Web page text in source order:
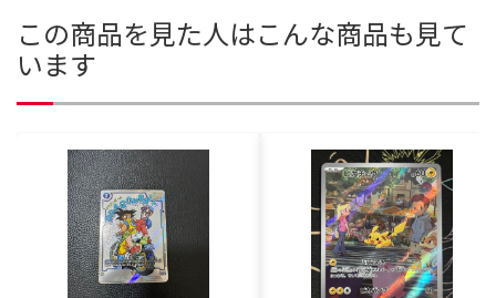
この商品を見た人はこんな商品も見て
います